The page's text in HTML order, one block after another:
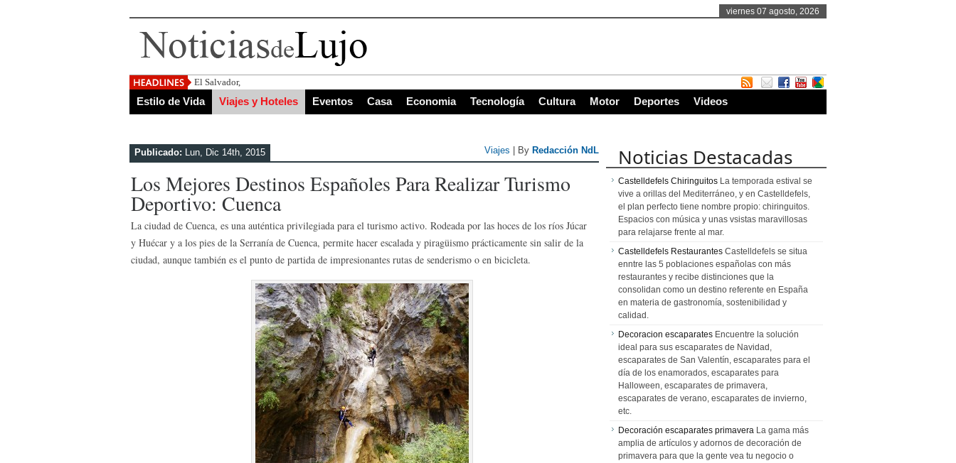
viernes 07 agosto, 2026
El Salvador, uno de los destinos con mayor pro
Estilo de Vida Viajes y Hoteles Eventos Casa Economia Tecnología Cultura Motor Deportes Videos
Publicado: Lun, Dic 14th, 2015 Viajes | By Redacción NdL
Los Mejores Destinos Españoles Para Realizar Turismo
Deportivo: Cuenca
La ciudad de Cuenca, es una auténtica privilegiada para el turismo activo. Rodeada por las hoces de los ríos Júcar
y Huécar y a los pies de la Serranía de Cuenca, permite hacer escalada y piragüismo prácticamente sin salir de la
ciudad, aunque también es el punto de partida de impresionantes rutas de senderismo o en bicicleta.
Noticias Destacadas
Castelldefels Chiringuitos La temporada estival se
vive a orillas del Mediterráneo, y en Castelldefels,
el plan perfecto tiene nombre propio: chiringuitos.
Espacios con música y unas vsistas maravillosas
para relajarse frente al mar.
Castelldefels Restaurantes Castelldefels se situa
enntre las 5 poblaciones españolas con más
restaurantes y recibe distinciones que la
consolidan como un destino referente en España
en materia de gastronomía, sostenibilidad y
calidad.
Decoracion escaparates Encuentre la solución
ideal para sus escaparates de Navidad,
escaparates de San Valentín, escaparates para el
día de los enamorados, escaparates para
Halloween, escaparates de primavera,
escaparates de verano, escaparates de invierno,
etc.
Decoración escaparates primavera La gama más
amplia de artículos y adornos de decoración de
primavera para que la gente vea tu negocio o